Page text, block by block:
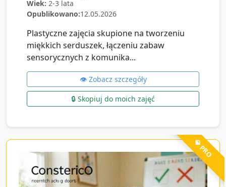
Wiek: 2-3 lata
Opublikowano:12.05.2026
Plastyczne zajęcia skupione na tworzeniu
miękkich serduszek, łączeniu zabaw
sensorycznych z komunika...
👁️ Zobacz szczegóły
🔒 Skopiuj do moich zajęć
💎 PRO